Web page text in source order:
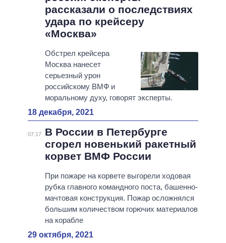
рассказали о последствиях
удара по крейсеру
«Москва»
Обстрел крейсера
Москва нанесет
серьезный урон
российскому ВМФ и
моральному духу, говорят эксперты.
18 декабря, 2021
07:17
В России в Петербурге
сгорел новенький ракетный
корвет ВМФ России
При пожаре на корвете выгорели ходовая
рубка главного командного поста, башенно-
мачтовая конструкция. Пожар осложнялся
большим количеством горючих материалов
на корабле
29 октября, 2021